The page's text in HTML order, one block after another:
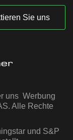
Sie uns
uns Werbung
Alle Rechte
und S&P